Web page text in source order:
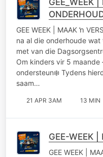
GEE WEEK | MAAK ŉ
na al die onderhoude
met van die
Om kinders vir 5
ondersteun❄️ Tydens
saam…
21 APR 3AM 13 MIN
GEE-WEEK |
GEE WEEK |